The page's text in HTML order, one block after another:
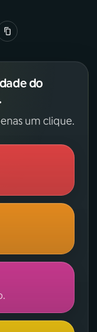
do
um clique.